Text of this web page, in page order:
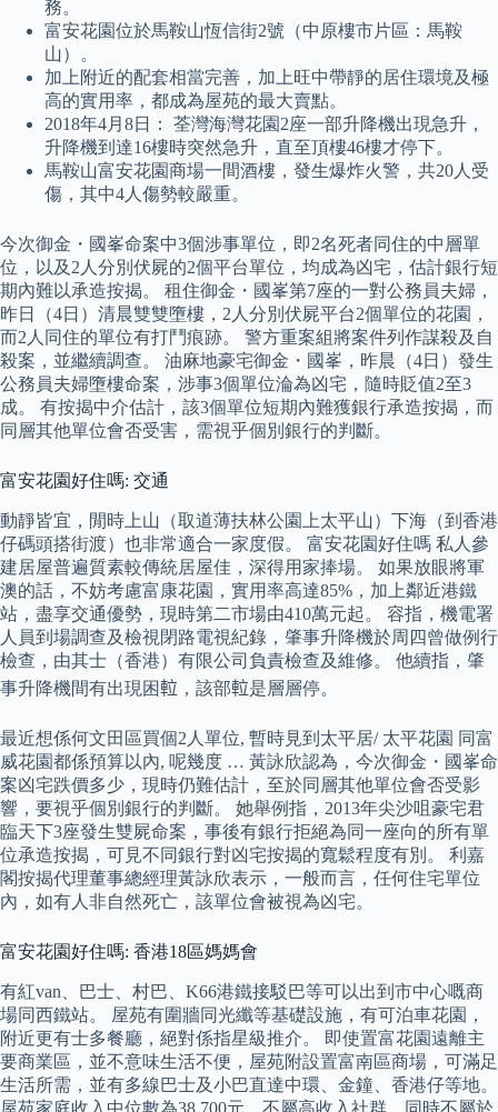
務。
富安花園位於馬鞍山恆信街2號（中原樓市片區：馬鞍
山）。
加上附近的配套相當完善，加上旺中帶靜的居住環境及極
高的實用率，都成為屋苑的最大賣點。
2018年4月8日： 荃灣海灣花園2座一部升降機出現急升，
升降機到達16樓時突然急升，直至頂樓46樓才停下。
馬鞍山富安花園商場一間酒樓，發生爆炸火警，共20人受
傷，其中4人傷勢較嚴重。
今次御金・國峯命案中3個涉事單位，即2名死者同住的中層單
位，以及2人分別伏屍的2個平台單位，均成為凶宅，估計銀行短
期內難以承造按揭。 租住御金・國峯第7座的一對公務員夫婦，
昨日（4日）清晨雙雙墮樓，2人分別伏屍平台2個單位的花園，
而2人同住的單位有打鬥痕跡。 警方重案組將案件列作謀殺及自
殺案，並繼續調查。 油麻地豪宅御金・國峯，昨晨（4日）發生
公務員夫婦墮樓命案，涉事3個單位淪為凶宅，隨時貶值2至3
成。 有按揭中介估計，該3個單位短期內難獲銀行承造按揭，而
同層其他單位會否受害，需視乎個別銀行的判斷。
富安花園好住嗎: 交通
動靜皆宜，閒時上山（取道薄扶林公園上太平山）下海（到香港
仔碼頭搭街渡）也非常適合一家度假。 富安花園好住嗎 私人參
建居屋普遍質素較傳統居屋佳，深得用家捧場。 如果放眼將軍
澳的話，不妨考慮富康花園，實用率高達85%，加上鄰近港鐵
站，盡享交通優勢，現時第二市場由410萬元起。 容指，機電署
人員到場調查及檢視閉路電視紀錄，肇事升降機於周四曾做例行
檢查，由其士（香港）有限公司負責檢查及維修。 他續指，肇
事升降機間有出現困𨋢，該部𨋢是層層停。
最近想係何文田區買個2人單位, 暫時見到太平居/ 太平花園 同富
威花園都係預算以內, 呢幾度 … 黃詠欣認為，今次御金・國峯命
案凶宅跌價多少，現時仍難估計，至於同層其他單位會否受影
響，要視乎個別銀行的判斷。 她舉例指，2013年尖沙咀豪宅君
臨天下3座發生雙屍命案，事後有銀行拒絕為同一座向的所有單
位承造按揭，可見不同銀行對凶宅按揭的寬鬆程度有別。 利嘉
閣按揭代理董事總經理黃詠欣表示，一般而言，任何住宅單位
內，如有人非自然死亡，該單位會被視為凶宅。
富安花園好住嗎: 香港18區媽媽會
有紅van、巴士、村巴、K66港鐵接駁巴等可以出到市中心嘅商
場同西鐵站。 屋苑有圍牆同光纖等基礎設施，有可泊車花園，
附近更有士多餐廳，絕對係指星級推介。 即使置富花園遠離主
要商業區，並不意味生活不便，屋苑附設置富南區商場，可滿足
生活所需，並有多線巴士及小巴直達中環、金鐘、香港仔等地。
屋苑家庭收入中位數為38,700元，不屬高收入社群，同時不屬於